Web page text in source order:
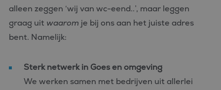
alleen zeggen ‘wij van wc-eend..’, maar leggen
graag uit waarom je bij ons aan het juiste adres
bent. Namelijk:
Sterk netwerk in Goes en omgeving
We werken samen met bedrijven uit allerlei